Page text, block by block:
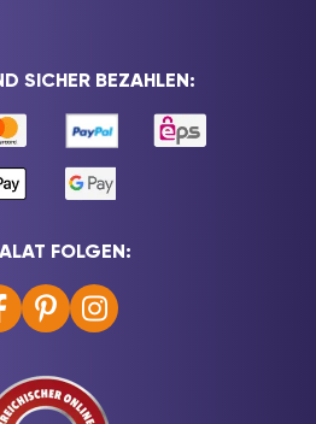
SICHER BEZAHLEN:
FOLGEN: